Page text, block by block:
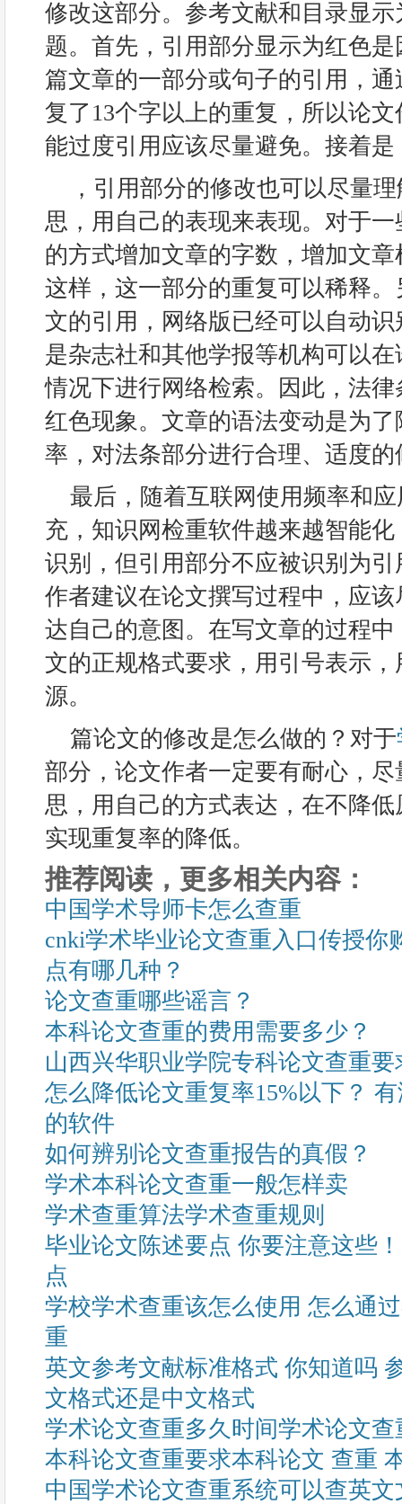
修改这部分。参考文献和目录显
题。首先，引用部分显示为红色
篇文章的一部分或句子的引用，
复了13个字以上的重复，所以论
能过度引用应该尽量避免。接着是
，引用部分的修改也可以尽量
思，用自己的表现来表现。对于
的方式增加文章的字数，增加文
这样，这一部分的重复可以稀释
文的引用，网络版已经可以自动
是杂志社和其他学报等机构可以
情况下进行网络检索。因此，法
红色现象。文章的语法变动是为
率，对法条部分进行合理、适度的
最后，随着互联网使用频率和
充，知识网检重软件越来越智能
识别，但引用部分不应被识别为
作者建议在论文撰写过程中，应
达自己的意图。在写文章的过程
文的正规格式要求，用引号表示
源。
篇论文的修改是怎么做的？对于
部分，论文作者一定要有耐心，
思，用自己的方式表达，在不降
实现重复率的降低。
推荐阅读，更多相关内容：
中国学术导师卡怎么查重
cnki学术毕业论文查重入口传授你
点有哪几种？
论文查重哪些谣言？
本科论文查重的费用需要多少？
山西兴华职业学院专科论文查重
怎么降低论文重复率15%以下？
的软件
如何辨别论文查重报告的真假？
学术本科论文查重一般怎样卖
学术查重算法学术查重规则
毕业论文陈述要点 你要注意这些
点
学校学术查重该怎么使用 怎么通
重
英文参考文献标准格式 你知道吗
文格式还是中文格式
学术论文查重多久时间学术论文
本科论文查重要求本科论文 查重
中国学术论文查重系统可以查英文